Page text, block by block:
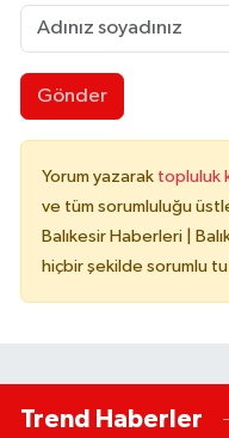
Gönder
Yorum yazarak topluluk
ve tüm sorumluluğu
Balıkesir Haberleri |
hiçbir şekilde sorumlu
Trend Haberler